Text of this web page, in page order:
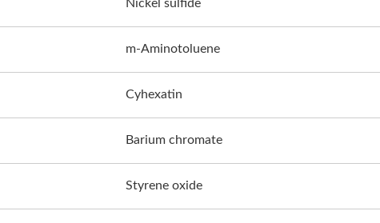
Nickel sulfide
m-Aminotoluene
Cyhexatin
Barium chromate
Styrene oxide